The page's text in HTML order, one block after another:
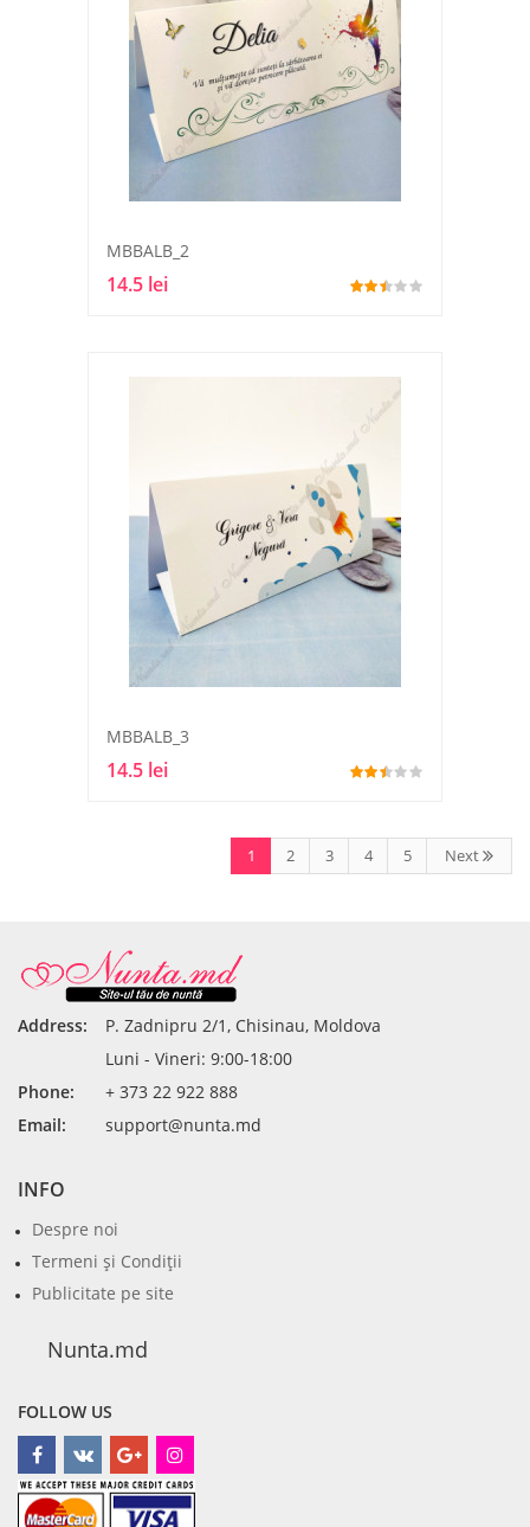
MBBALB_2
14.5 lei
MBBALB_3
14.5 lei
1 2 3 4 5 Next
Address:
P. Zadnipru 2/1, Chisinau, Moldova
Luni - Vineri: 9:00-18:00
Phone:
+ 373 22 922 888
Email:
support@nunta.md
INFO
Despre noi
Termeni şi Condiţii
Publicitate pe site
Nunta.md
FOLLOW US